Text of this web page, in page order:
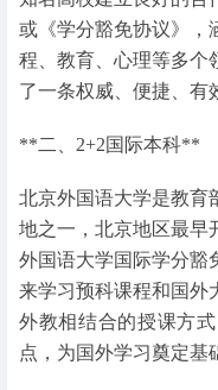
或《学分豁免协议》，
程、教育、心理等多个
了一条权威、便捷、有
**二、2+2国际本科**
北京外国语大学是教育
地之一，北京地区最早
外国语大学国际学分豁
来学习预科课程和国外
外教相结合的授课方
点，为国外学习奠定基